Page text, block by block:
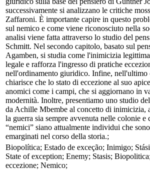
successivamente si analizzano le critiche
Zaffaroni. È importante capire in questo
sul nemico e come viene riconosciuto nella
analisi viene fatta attraverso lo studio del
Schmitt. Nel secondo capitolo, basato sul
Agamben, si studia come l'inimicizia
legale e rafforza l'ingresso di pratiche
nell'ordinamento giuridico. Infine, nell'ultimo
chiarisce che lo stato di eccezione al suo
anomici come i campi, che si aggiornano in
modernità. Inoltre, presentiamo uno studio
da Achille Mbembe al concetto di inimicizia,
la guerra sia sempre avvenuta nelle colonie e
“nemici” siano attualmente individui che
emarginati nel corso della storia.;
Biopolítica; Estado de exceção; Inimigo;
State of exception; Enemy; Stasis;
eccezione; Nemico;